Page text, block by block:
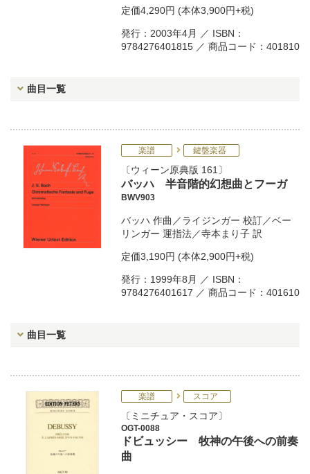
定価4,290円 (本体3,900円+税)
発行：2003年4月 ／ ISBN：
9784276401815 ／ 商品コード：401810
曲目一覧
楽譜 鍵盤楽器
ウィーン原典版 161
バッハ 半音階的幻想曲とフーガ
BWV903
バッハ 作曲／ライジンガー 校訂／ベー
リンガー 運指法／寺本まり子 訳
定価3,190円 (本体2,900円+税)
発行：1999年8月 ／ ISBN：
9784276401617 ／ 商品コード：401610
曲目一覧
楽譜 スコア
ミニチュア・スコア
OGT-0088
ドビュッシー 牧神の午後への前奏
曲